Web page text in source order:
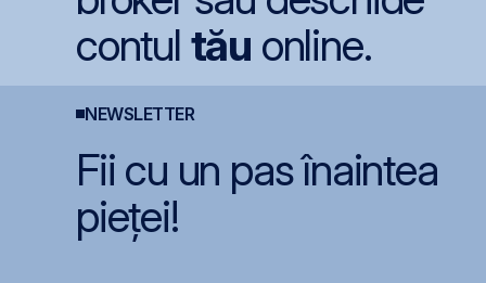
contul tău online.
NEWSLETTER
Fii cu un pas înaintea
pieței!